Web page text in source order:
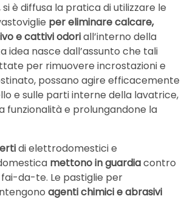
si è diffusa la pratica di utilizzare le
per eliminare calcare,
e cattivi odoriall’interno della
idea nasce dall’assunto che tali
per rimuovere incrostazioni e
possano agire efficacemente
e sulle parti interne della lavatrice,
funzionalità e prolungandone la
di elettrodomestici e
mettono in guardiacontro
da-te. Le pastiglie per
agenti chimici e abrasivi